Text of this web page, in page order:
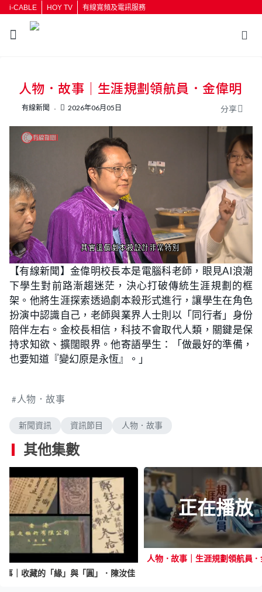
i-CABLE HOY TV 有線寬頻及電訊服務
按輸入鍵開始搜尋
人物．故事｜生涯規劃領航員．金偉明
有線新聞 2026年06月05日 分享
U
n
m
t
e
o
a
d
e
d
:
1
.
6
5
%
【有線新聞】金偉明校長本是電腦科老師，眼見AI浪潮
下學生對前路漸趨迷茫，決心打破傳統生涯規劃的框
架。他將生涯探索透過劇本殺形式進行，讓學生在角色
扮演中認識自己，老師與業界人士則以「同行者」身份
陪伴左右。金校長相信，科技不會取代人類，關鍵是保
持求知欲、擴闊眼界。他寄語學生：「做最好的準備，
也要知道『變幻原是永恆』。」
人物．故事
新聞資訊 資訊節目 人物．故事
其他集數
事｜收藏的「緣」與「圓」．陳汝佳
正在播放
人物．故事｜生涯規劃領航員